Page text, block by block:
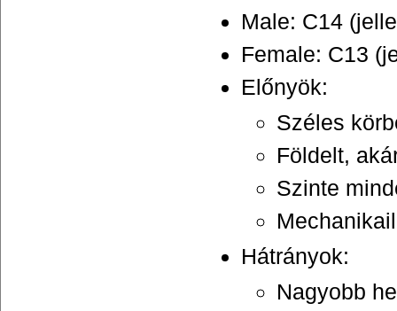
Male: C14
Female: C13
Előnyök:
Széles
Földelt,
Szinte
Hátrányok:
Nagyobb